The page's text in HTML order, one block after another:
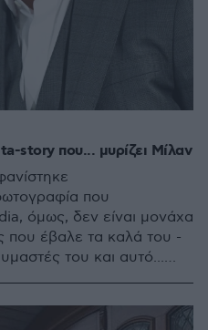
story που... μυρίζει Μίλαν
που
όμως, δεν είναι μονάχα
που έβαλε τα καλά του -
του και αυτό...